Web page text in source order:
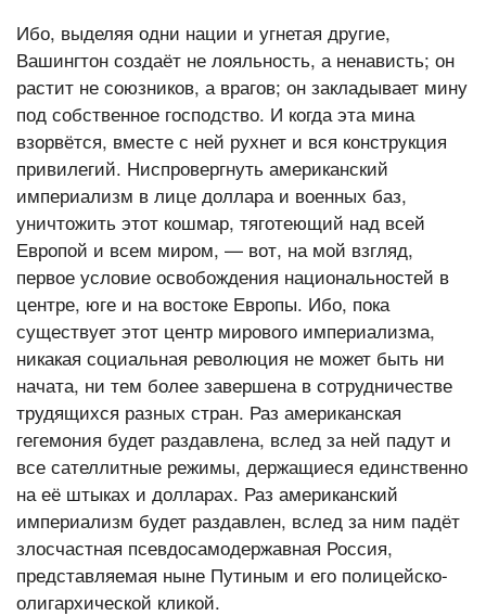
Ибо, выделяя одни нации и угнетая другие,
Вашингтон создаёт не лояльность, а ненависть; он
растит не союзников, а врагов; он закладывает мину
под собственное господство. И когда эта мина
взорвётся, вместе с ней рухнет и вся конструкция
привилегий. Ниспровергнуть американский
империализм в лице доллара и военных баз,
уничтожить этот кошмар, тяготеющий над всей
Европой и всем миром, — вот, на мой взгляд,
первое условие освобождения национальностей в
центре, юге и на востоке Европы. Ибо, пока
существует этот центр мирового империализма,
никакая социальная революция не может быть ни
начата, ни тем более завершена в сотрудничестве
трудящихся разных стран. Раз американская
гегемония будет раздавлена, вслед за ней падут и
все сателлитные режимы, держащиеся единственно
на её штыках и долларах. Раз американский
империализм будет раздавлен, вслед за ним падёт
злосчастная псевдосамодержавная Россия,
представляемая ныне Путиным и его полицейско-
олигархической кликой.